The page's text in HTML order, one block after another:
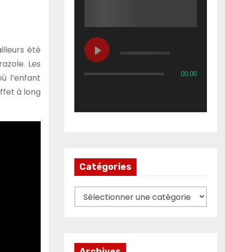
été
Les
l’enfant
à long
00:00
Catégories
Catégories